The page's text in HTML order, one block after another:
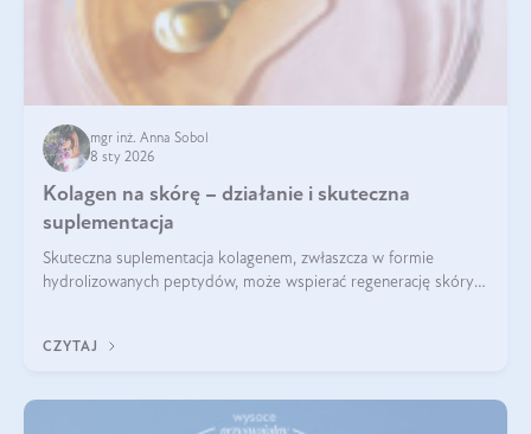
mgr inż. Anna Sobol
8 sty 2026
Kolagen na skórę – działanie i skuteczna
suplementacja
Skuteczna suplementacja kolagenem, zwłaszcza w formie
hydrolizowanych peptydów, może wspierać regenerację skóry i
CZYTAJ